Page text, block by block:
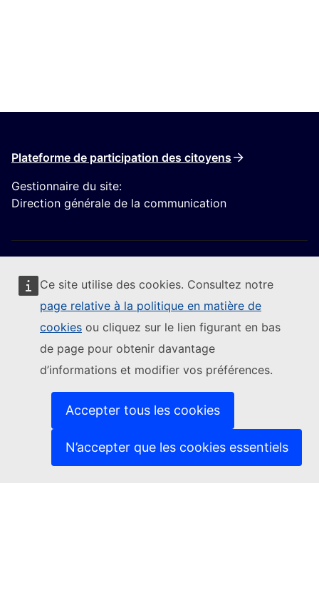
Ce site utilise des cookies. Consultez notre
page relative à la politique en matière de
cookies ou cliquez sur le lien figurant en bas
de page pour obtenir davantage
d’informations et modifier vos préférences.
Accepter tous les cookies
N’accepter que les cookies essentiels
Plateforme de participation des citoyens
Gestionnaire du site:
Direction générale de la communication
Suivre la Commission européenne
Nous contacter(Lien externe)
Signaler une vulnérabilité informatique(Lien externe)
Les langues sur nos sites web(Lien externe)
(Lien externe)
Protection de la vie privée
Avis juridique
(Lien externe)